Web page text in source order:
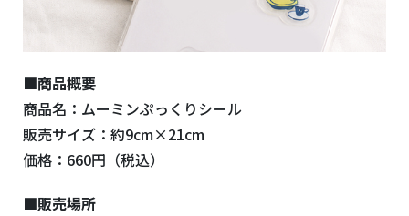
■商品概要
商品名：ムーミンぷっくりシール
販売サイズ：約9cm×21cm
価格：660円（税込）
■販売場所